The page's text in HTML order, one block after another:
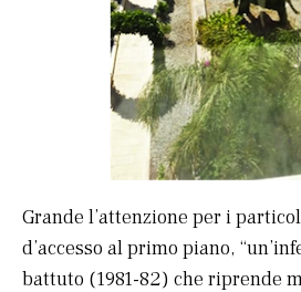
Grande l’attenzione per i
d’accesso al primo piano,
battuto (1981-82) che riprende